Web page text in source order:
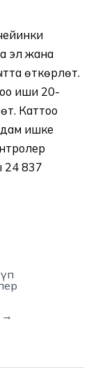
эл жана
өткөрүлөт.
иши 20-
Каттоо
ишке
837
→